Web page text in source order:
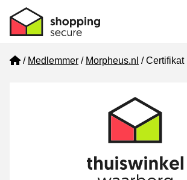
Home
Medlemmer Morpheus.nl Certifikat